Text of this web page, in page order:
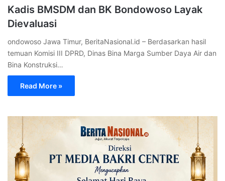
Kadis BMSDM dan BK Bondowoso Layak
Dievaluasi
ondowoso Jawa Timur, BeritaNasional.id – Berdasarkan hasil
temuan Komisi III DPRD, Dinas Bina Marga Sumber Daya Air dan
Bina Konstruksi…
Read More »